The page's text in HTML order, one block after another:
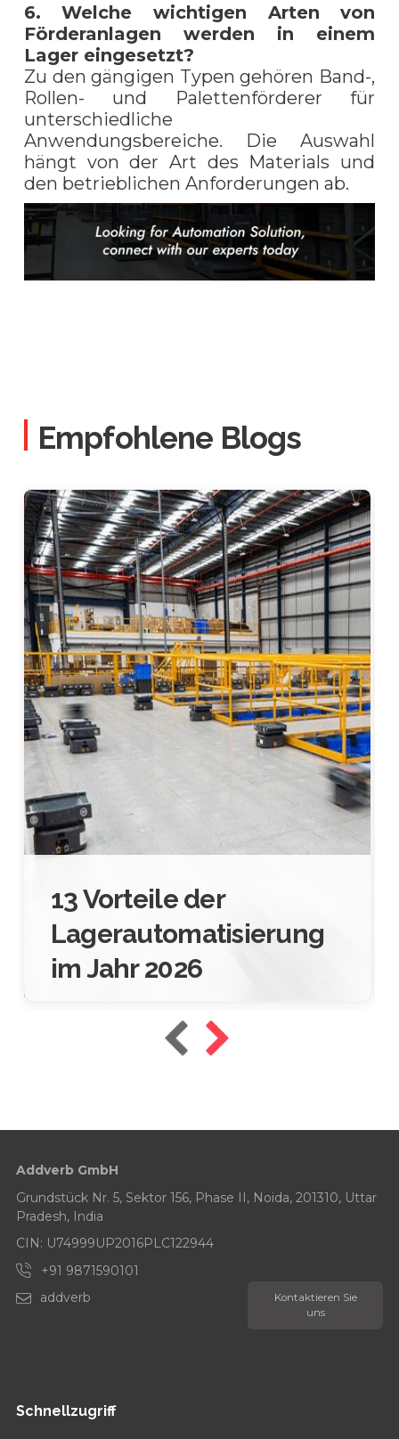
6. Welche wichtigen Arten von
Förderanlagen werden in einem
Lager eingesetzt?
Zu den gängigen Typen gehören Band-,
Rollen- und Palettenförderer für
unterschiedliche
Anwendungsbereiche. Die Auswahl
hängt von der Art des Materials und
den betrieblichen Anforderungen ab.
Empfohlene Blogs
13 Vorteile der
Lagerautomatisierung
im Jahr 2026
Addverb GmbH
Grundstück Nr. 5, Sektor 156, Phase II, Noida, 201310, Uttar
Pradesh, India
CIN: U74999UP2016PLC122944
+91 9871590101
addverb
Kontaktieren Sie
uns
Schnellzugriff